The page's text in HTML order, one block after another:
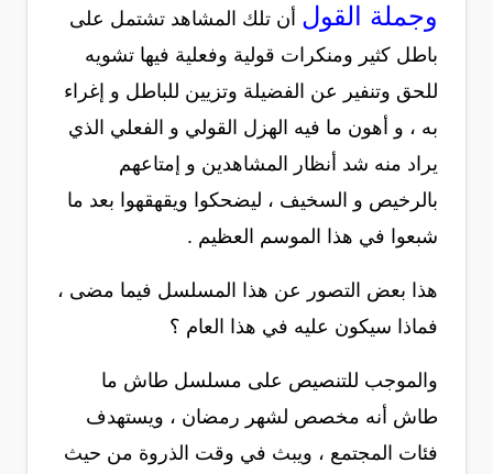
وجملة القول أن تلك المشاهد تشتمل على
باطل كثير ومنكرات قولية وفعلية فيها تشويه
للحق وتنفير عن الفضيلة وتزيين للباطل و إغراء
به ، و أهون ما فيه الهزل القولي و الفعلي الذي
يراد منه شد أنظار المشاهدين و إمتاعهم
بالرخيص و السخيف ، ليضحكوا ويقهقهوا بعد ما
شبعوا في هذا الموسم العظيم .
هذا بعض التصور عن هذا المسلسل فيما مضى ،
فماذا سيكون عليه في هذا العام ؟
والموجب للتنصيص على مسلسل طاش ما
طاش أنه مخصص لشهر رمضان ، ويستهدف
فئات المجتمع ، ويبث في وقت الذروة من حيث